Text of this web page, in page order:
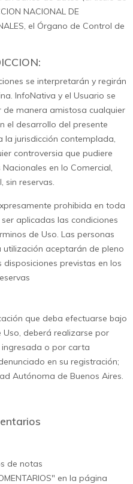
NACIONAL DE
el Órgano de Control de
se interpretarán y regirán
InfoNativa y el Usuario se
manera amistosa cualquier
el desarrollo del presente
la jurisdicción contemplada,
controversia que pudiere
en lo Comercial,
sin reservas.
prohibida en toda
aplicadas las condiciones
de Uso. Las personas
utilización aceptarán de pleno
previstas en los
que deba efectuarse bajo
Uso, deberá realizarse por
ingresada o por carta
en su registración;
Autónoma de Buenos Aires.
de notas
en la página